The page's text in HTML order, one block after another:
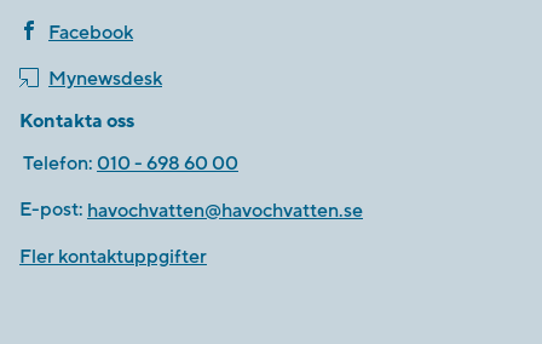
Facebook
Mynewsdesk
Kontakta oss
Telefon: 010 - 698 60 00
E-post: havochvatten@havochvatten.se
Fler kontaktuppgifter